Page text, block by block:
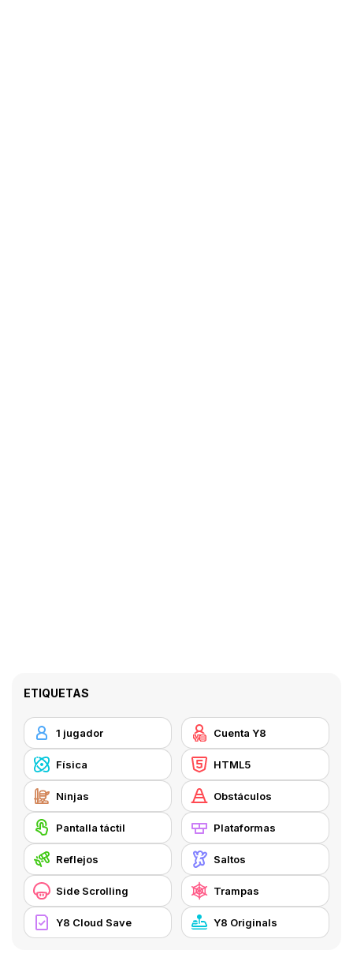
ETIQUETAS
1 jugador Cuenta Y8
Física HTML5
Ninjas Obstáculos
Pantalla táctil Plataformas
Reflejos Saltos
Side Scrolling Trampas
Y8 Cloud Save Y8 Originals